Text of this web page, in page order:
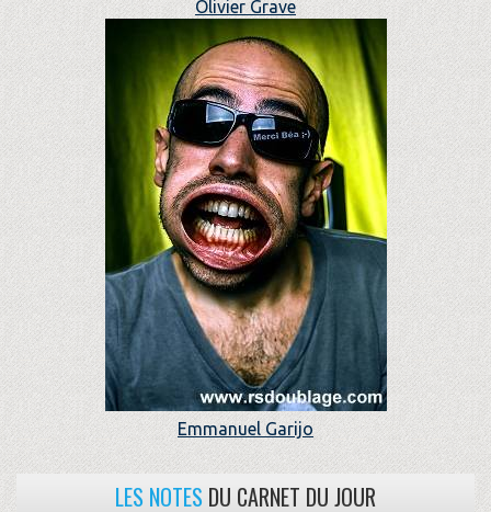
Olivier Grave
Emmanuel Garijo
LES NOTES DU CARNET DU JOUR